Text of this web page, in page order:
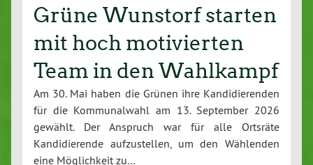
Grüne Wunstorf starten
mit hoch motivierten
Team in den Wahlkampf
Am 30. Mai haben die Grünen ihre Kandidierenden
für die Kommunalwahl am 13. September 2026
gewählt. Der Anspruch war für alle Ortsräte
Kandidierende aufzustellen, um den Wählenden
eine Möglichkeit zu…